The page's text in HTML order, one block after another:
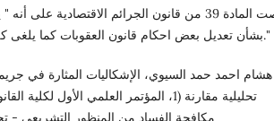
بشأن تعديل بعض احكام قانون العقوبات كما يلغى كل نص يخالف احكام هذا القانون."
هشام احمد حمد السيوي، الإشكاليات المثارة في
تحليلية مقارنة (1، المؤتمر العلمي الأول
مكافحة الفساد من المنظور التشريعي -